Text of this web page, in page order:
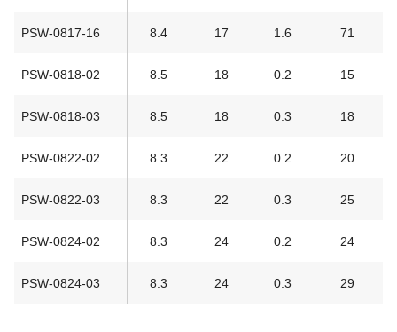
PSW-0817-16 8.4 17 1.6 71
PSW-0818-02 8.5 18 0.2 15
PSW-0818-03 8.5 18 0.3 18
PSW-0822-02 8.3 22 0.2 20
PSW-0822-03 8.3 22 0.3 25
PSW-0824-02 8.3 24 0.2 24
PSW-0824-03 8.3 24 0.3 29